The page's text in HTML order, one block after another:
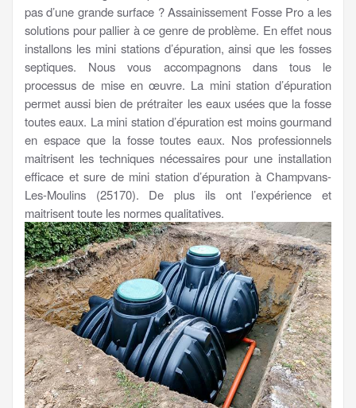
pas d’une grande surface ? Assainissement Fosse Pro a les
solutions pour pallier à ce genre de problème. En effet nous
installons les mini stations d’épuration, ainsi que les fosses
septiques. Nous vous accompagnons dans tous le
processus de mise en œuvre. La mini station d’épuration
permet aussi bien de prétraiter les eaux usées que la fosse
toutes eaux. La mini station d’épuration est moins gourmand
en espace que la fosse toutes eaux. Nos professionnels
maitrisent les techniques nécessaires pour une installation
efficace et sure de mini station d’épuration à Champvans-
Les-Moulins (25170). De plus ils ont l’expérience et
maitrisent toute les normes qualitatives.